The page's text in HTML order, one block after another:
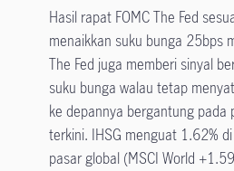
​Hasil rapat FOMC The Fed
menaikkan suku bunga 25bps
The Fed juga memberi sinyal
suku bunga walau tetap
ke depannya bergantung pada
terkini. IHSG menguat 1.62%
pasar global (MSCI World